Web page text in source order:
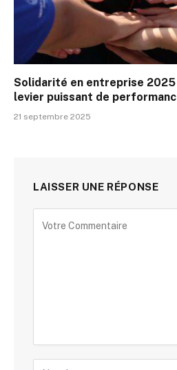
Solidarité en entreprise 2025
levier puissant de
21 septembre 2025
LAISSER UNE RÉPONSE